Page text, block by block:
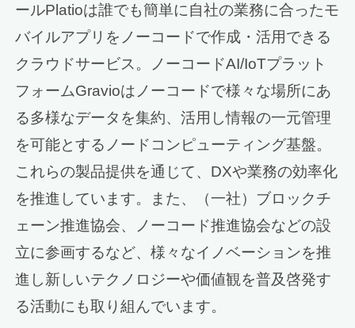
ールPlatioは誰でも簡単に自社の業務に合ったモ
バイルアプリをノーコードで作成・活用できる
クラウドサービス。ノーコードAI/IoTプラット
フォームGravioはノーコードで様々な場所にあ
る多様なデータを集約、活用し情報の一元管理
を可能とするノードコンピューティング基盤。
これらの製品提供を通じて、DXや業務の効率化
を推進しています。また、（一社）ブロックチ
ェーン推進協会、ノーコード推進協会などの設
立に参画するなど、様々なイノベーションを推
進し新しいテクノロジーや価値観を普及啓発す
る活動にも取り組んでいます。